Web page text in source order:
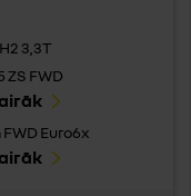
3,3T
ZS FWD
FWD Euro6x